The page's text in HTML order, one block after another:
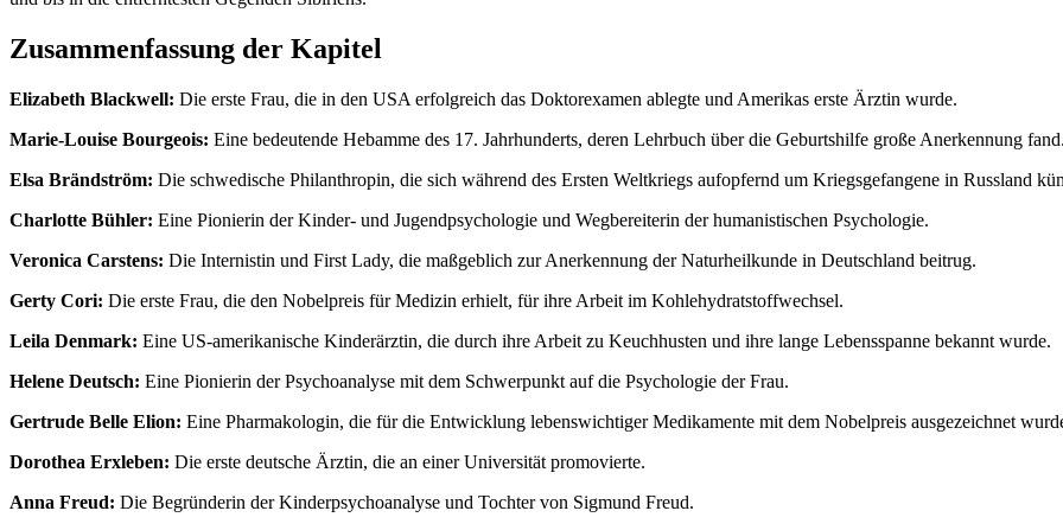
Zusammenfassung der Kapitel
Elizabeth Blackwell: Die erste Frau, die in den USA erfolgreich das Doktorexamen ablegte und Amerikas erste Ärztin wurde.
Marie-Louise Bourgeois: Eine bedeutende Hebamme des 17. Jahrhunderts, deren Lehrbuch über die Geburtshilfe große Anerkennung fand.
Elsa Brändström: Die schwedische Philanthropin, die sich während des Ersten Weltkriegs aufopfernd um Kriegsgefangene in Russland
Charlotte Bühler: Eine Pionierin der Kinder- und Jugendpsychologie und Wegbereiterin der humanistischen Psychologie.
Veronica Carstens: Die Internistin und First Lady, die maßgeblich zur Anerkennung der Naturheilkunde in Deutschland beitrug.
Gerty Cori: Die erste Frau, die den Nobelpreis für Medizin erhielt, für ihre Arbeit im Kohlehydratstoffwechsel.
Leila Denmark: Eine US-amerikanische Kinderärztin, die durch ihre Arbeit zu Keuchhusten und ihre lange Lebensspanne bekannt wurde.
Helene Deutsch: Eine Pionierin der Psychoanalyse mit dem Schwerpunkt auf die Psychologie der Frau.
Gertrude Belle Elion: Eine Pharmakologin, die für die Entwicklung lebenswichtiger Medikamente mit dem Nobelpreis ausgezeichnet
Dorothea Erxleben: Die erste deutsche Ärztin, die an einer Universität promovierte.
Anna Freud: Die Begründerin der Kinderpsychoanalyse und Tochter von Sigmund Freud.